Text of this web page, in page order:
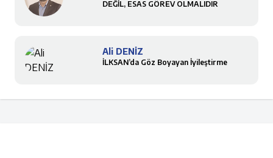
DEĞİL, ESAS GÖREV OLMALIDIR
Ali DENİZ
İLKSAN’da Göz Boyayan İyileştirme